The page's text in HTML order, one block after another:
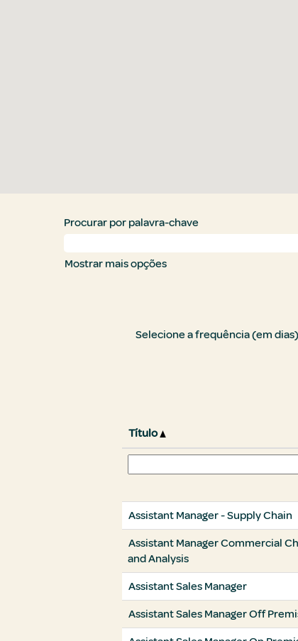
Procurar por palavra-chave
Mostrar mais opções
Selecione a frequência (em
Título
Assistant Manager - Supply Chain
Assistant Manager Commercial
and Analysis
Assistant Sales Manager
Assistant Sales Manager Off